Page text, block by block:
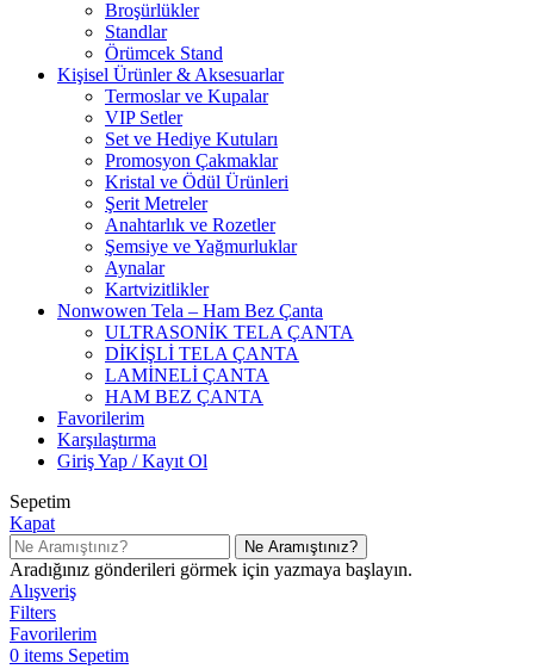
Broşürlükler
Standlar
Örümcek Stand
Kişisel Ürünler & Aksesuarlar
Termoslar ve Kupalar
VIP Setler
Set ve Hediye Kutuları
Promosyon Çakmaklar
Kristal ve Ödül Ürünleri
Şerit Metreler
Anahtarlık ve Rozetler
Şemsiye ve Yağmurluklar
Aynalar
Kartvizitlikler
Nonwowen Tela – Ham Bez Çanta
ULTRASONİK TELA ÇANTA
DİKİŞLİ TELA ÇANTA
LAMİNELİ ÇANTA
HAM BEZ ÇANTA
Favorilerim
Karşılaştırma
Giriş Yap / Kayıt Ol
Sepetim
Kapat
Ne Aramıştınız?
Aradığınız gönderileri görmek için yazmaya başlayın.
Alışveriş
Filters
Favorilerim
0 items Sepetim